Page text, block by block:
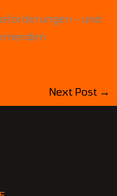
– und
Next Post →